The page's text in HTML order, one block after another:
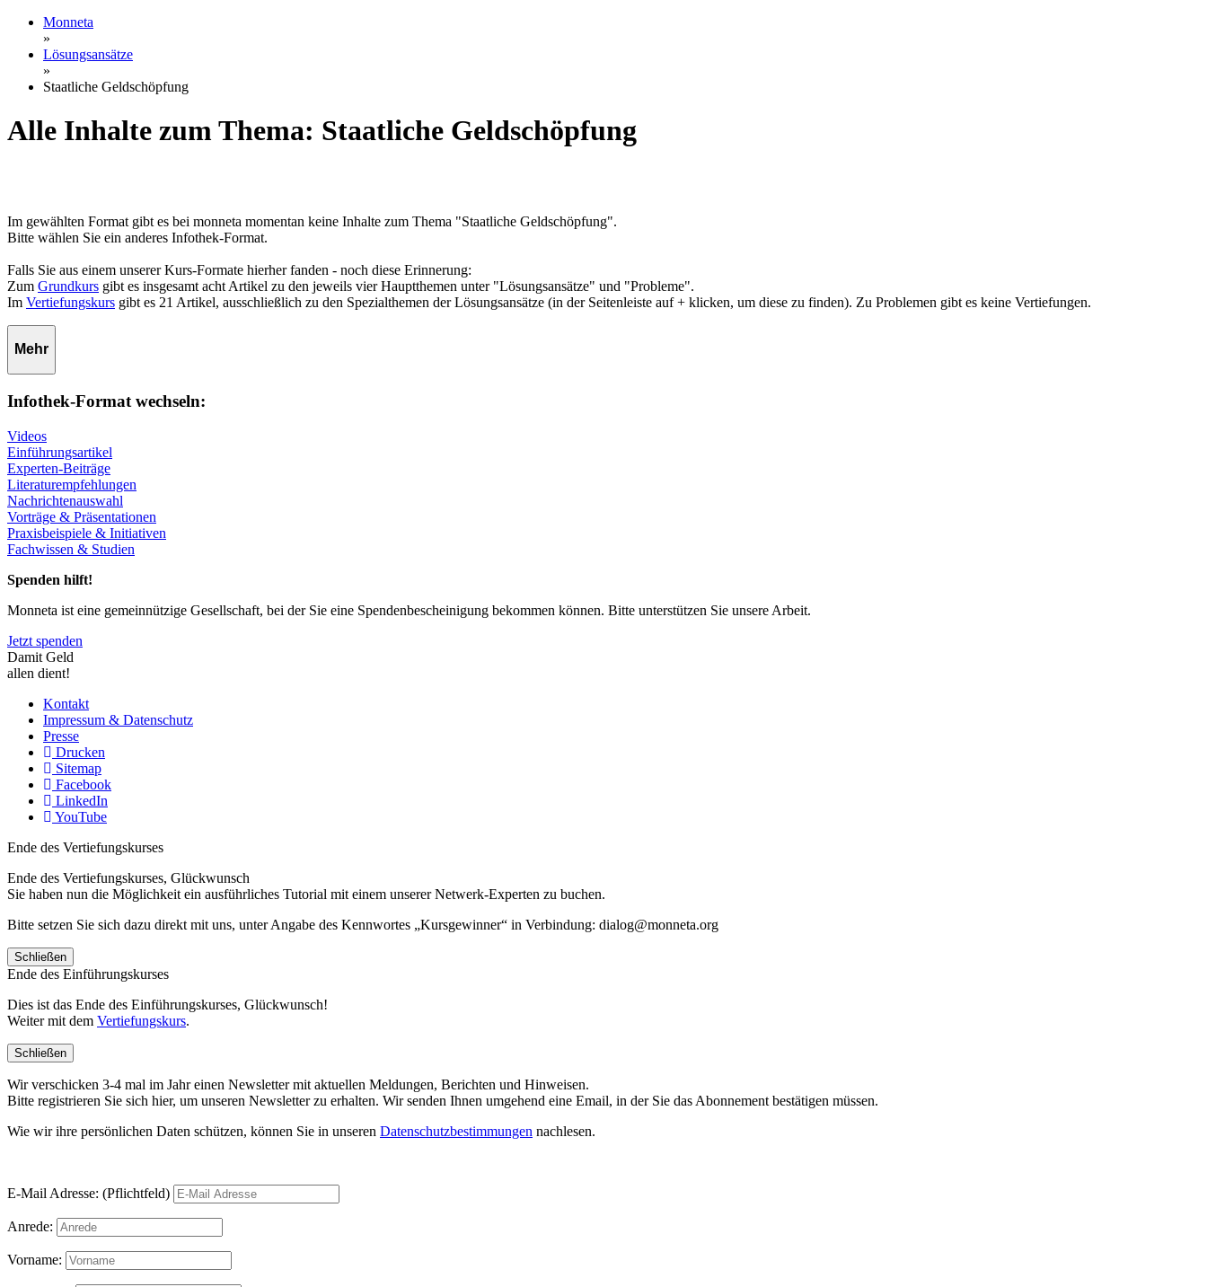
Monneta
»
Lösungsansätze
»
Staatliche Geldschöpfung
Alle Inhalte zum Thema: Staatliche Geldschöpfung
Im gewählten Format gibt es bei monneta momentan keine Inhalte zum Thema "Staatliche Geldschöpfung".
Bitte wählen Sie ein anderes Infothek-Format.
Falls Sie aus einem unserer Kurs-Formate hierher fanden - noch diese Erinnerung:
Zum Grundkurs gibt es insgesamt acht Artikel zu den jeweils vier Hauptthemen unter "Lösungsansätze" und "Probleme".
Im Vertiefungskurs gibt es 21 Artikel, ausschließlich zu den Spezialthemen der Lösungsansätze (in der Seitenleiste auf + klicken, um diese zu finden). Zu Problemen gibt es keine Vertiefungen.
Mehr
Infothek-Format wechseln:
Videos
Einführungsartikel
Experten-Beiträge
Literaturempfehlungen
Nachrichtenauswahl
Vorträge & Präsentationen
Praxisbeispiele & Initiativen
Fachwissen & Studien
Spenden hilft!
Monneta ist eine gemeinnützige Gesellschaft, bei der Sie eine Spendenbescheinigung bekommen können. Bitte unterstützen Sie unsere Arbeit.
Jetzt spenden
Damit Geld
allen dient!
Kontakt
Impressum & Datenschutz
Presse
Drucken
Sitemap
Facebook
LinkedIn
YouTube
Ende des Vertiefungskurses
Ende des Vertiefungskurses, Glückwunsch
Sie haben nun die Möglichkeit ein ausführliches Tutorial mit einem unserer Netwerk-Experten zu buchen.
Bitte setzen Sie sich dazu direkt mit uns, unter Angabe des Kennwortes „Kursgewinner“ in Verbindung: dialog@monneta.org
Schließen
Ende des Einführungskurses
Dies ist das Ende des Einführungskurses, Glückwunsch!
Weiter mit dem Vertiefungskurs.
Schließen
Wir verschicken 3-4 mal im Jahr einen Newsletter mit aktuellen Meldungen, Berichten und Hinweisen.
Bitte registrieren Sie sich hier, um unseren Newsletter zu erhalten. Wir senden Ihnen umgehend eine Email, in der Sie das Abonnement bestätigen müssen.
Wie wir ihre persönlichen Daten schützen, können Sie in unseren Datenschutzbestimmungen nachlesen.
E-Mail Adresse: (Pflichtfeld)
Anrede:
Vorname: